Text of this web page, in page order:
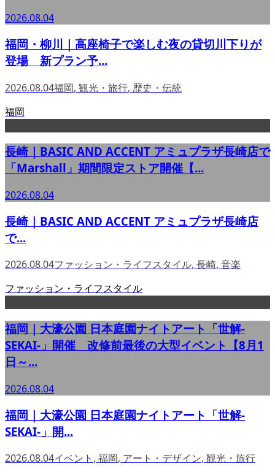
2026.08.04
福岡・柳川｜高座椅子で楽しむ夜の貸切川下りが
登場 新プラン予...
2026.08.04福岡, 観光・旅行, 歴史・伝統
福岡
長崎｜BASIC AND ACCENT アミュプラザ長崎店で
「Marshall」期間限定ストア開催【...
2026.08.04
長崎｜BASIC AND ACCENT アミュプラザ長崎店
で...
2026.08.04ファッション・ライフスタイル, 長崎, 音楽
ファッション・ライフスタイル
福岡｜大濠公園 日本庭園ナイトアート「世解-
SEKAI-」開催 改修前最後の大型イベント【8月1
日～...
2026.08.04
福岡｜大濠公園 日本庭園ナイトアート「世解-
SEKAI-」開...
2026.08.04イベント , 福岡, アート・デザイン, 観光・旅行